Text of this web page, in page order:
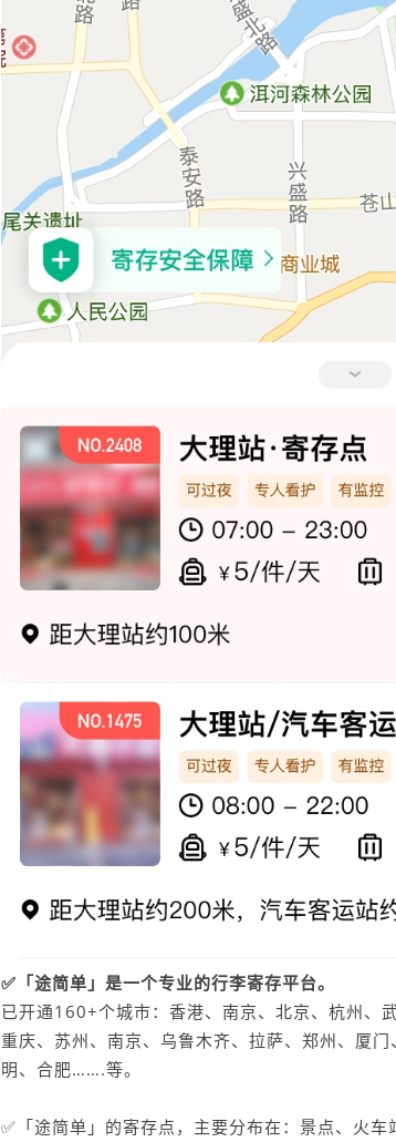
✅「途简单」是一个专业的行李寄存平台。
已开通160+个城市：香港、南京、北京、杭州、
重庆、苏州、南京、乌鲁木齐、拉萨、郑州、厦
明、合肥…….等。
✅「途简单」的寄存点，主要分布在：景点、火